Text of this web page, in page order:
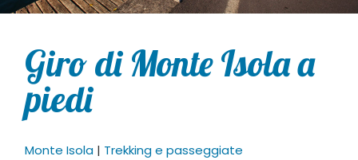
Giro di Monte Isola a
piedi
Monte Isola | Trekking e passeggiate